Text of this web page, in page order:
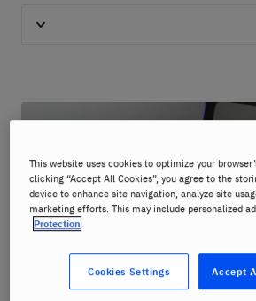
This website uses cookies to optimize your
clicking “Accept All Cookies”, you agree to the
device to enhance site navigation, analyze site
marketing efforts. This may include personalized
Protection
Accept
Cookies Settings